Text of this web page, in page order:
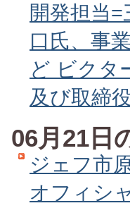
開発担当=
口氏、事
ど ビクタ
及び取締
06月21日
ジェフ市
オフィシ